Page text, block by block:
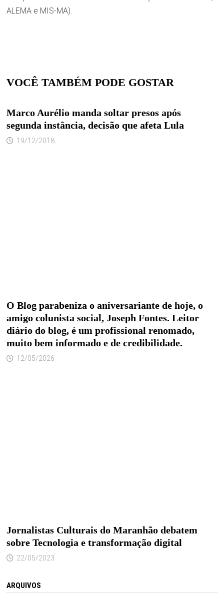
ALEMA e MIS-MA).
VOCÊ TAMBÉM PODE GOSTAR
Marco Aurélio manda soltar presos após
segunda instância, decisão que afeta Lula
19/12/2018
O Blog parabeniza o aniversariante de hoje, o
amigo colunista social, Joseph Fontes. Leitor
diário do blog, é um profissional renomado,
muito bem informado e de credibilidade.
12/05/2026
Jornalistas Culturais do Maranhão debatem
sobre Tecnologia e transformação digital
22/05/2023
ARQUIVOS